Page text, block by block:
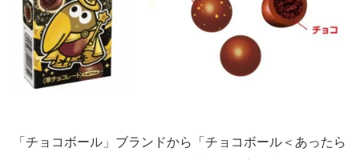
「チョコボール」ブランドから「チョコボール＜あったら